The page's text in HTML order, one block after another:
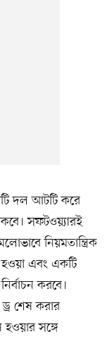
দল আটটি করে
সফটওয়্যারই
নিয়মতান্ত্রিক
এবং একটি
করবে।
শেষ করার
হওয়ার সঙ্গে